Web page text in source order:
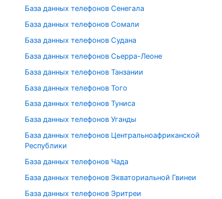
База данных телефонов Сенегала
База данных телефонов Сомали
База данных телефонов Судана
База данных телефонов Сьерра-Леоне
База данных телефонов Танзании
База данных телефонов Того
База данных телефонов Туниса
База данных телефонов Уганды
База данных телефонов Центральноафриканской
Республики
База данных телефонов Чада
База данных телефонов Экваториальной Гвинеи
База данных телефонов Эритреи